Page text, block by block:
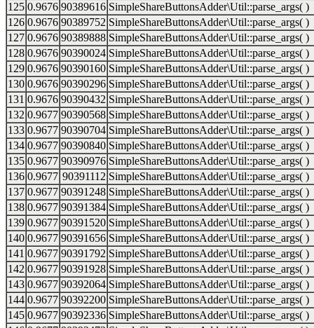
125 0.9676 90389616 SimpleShareButtonsAdder\Util::parse_args( )
126 0.9676 90389752 SimpleShareButtonsAdder\Util::parse_args( )
127 0.9676 90389888 SimpleShareButtonsAdder\Util::parse_args( )
128 0.9676 90390024 SimpleShareButtonsAdder\Util::parse_args( )
129 0.9676 90390160 SimpleShareButtonsAdder\Util::parse_args( )
130 0.9676 90390296 SimpleShareButtonsAdder\Util::parse_args( )
131 0.9676 90390432 SimpleShareButtonsAdder\Util::parse_args( )
132 0.9677 90390568 SimpleShareButtonsAdder\Util::parse_args( )
133 0.9677 90390704 SimpleShareButtonsAdder\Util::parse_args( )
134 0.9677 90390840 SimpleShareButtonsAdder\Util::parse_args( )
135 0.9677 90390976 SimpleShareButtonsAdder\Util::parse_args( )
136 0.9677 90391112 SimpleShareButtonsAdder\Util::parse_args( )
137 0.9677 90391248 SimpleShareButtonsAdder\Util::parse_args( )
138 0.9677 90391384 SimpleShareButtonsAdder\Util::parse_args( )
139 0.9677 90391520 SimpleShareButtonsAdder\Util::parse_args( )
140 0.9677 90391656 SimpleShareButtonsAdder\Util::parse_args( )
141 0.9677 90391792 SimpleShareButtonsAdder\Util::parse_args( )
142 0.9677 90391928 SimpleShareButtonsAdder\Util::parse_args( )
143 0.9677 90392064 SimpleShareButtonsAdder\Util::parse_args( )
144 0.9677 90392200 SimpleShareButtonsAdder\Util::parse_args( )
145 0.9677 90392336 SimpleShareButtonsAdder\Util::parse_args( )